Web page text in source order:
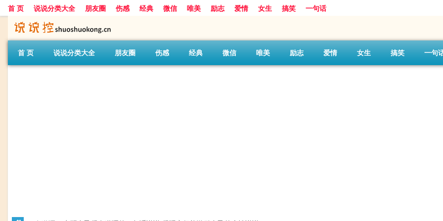
首 页 说说分类大全 朋友圈 伤感 经典 微信 唯美 励志 爱情 女生 搞笑 一句话
首 页 说说分类大全 朋友圈 伤感 经典 微信 唯美 励志 爱情 女生 搞笑 一句